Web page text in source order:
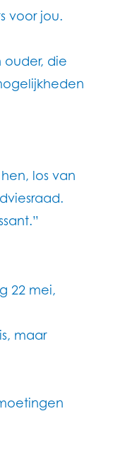
voor jou.
ouder, die
los van
22 mei,
maar